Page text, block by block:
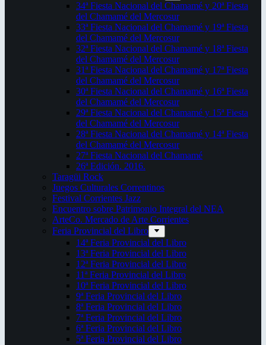
34ª Fiesta Nacional del Chamamé y 20ª Fiesta
del Chamamé del Mercosur
33ª Fiesta Nacional del Chamamé y 19ª Fiesta
del Chamamé del Mercosur
32ª Fiesta Nacional del Chamamé y 18ª Fiesta
del Chamamé del Mercosur
31ª Fiesta Nacional del Chamamé y 17ª Fiesta
del Chamamé del Mercosur
30ª Fiesta Nacional del Chamamé y 16ª Fiesta
del Chamamé del Mercosur
29ª Fiesta Nacional del Chamamé y 15ª Fiesta
del Chamamé del Mercosur
28ª Fiesta Nacional del Chamamé y 14ª Fiesta
del Chamamé del Mercosur
27ª Fiesta Nacional del Chamamé
26ª Edición. 2016.
Taragüi Rock
Juegos Culturales Correntinos
Festival Corrientes Jazz
Encuentro sobre Patrimonio Integral del NEA
ArteCo. Mercado de Arte Corrientes
Feria Provincial del Libro
14ª Feria Provincial del Libro
13ª Feria Provincial del Libro
12ª Feria Provincial del Libro
11ª Feria Provincial del Libro
10ª Feria Provincial del Libro
9ª Feria Provincial del Libro
8ª Feria Provincial del Libro
7ª Feria Provincial del Libro
6ª Feria Provincial del Libro
5ª Feria Provincial del Libro